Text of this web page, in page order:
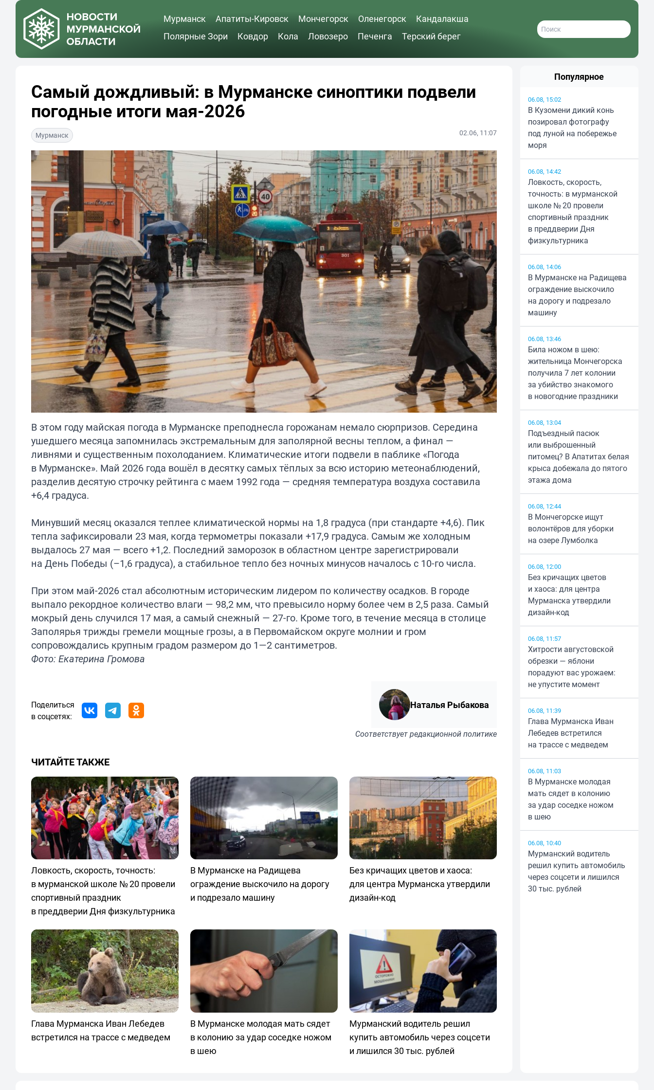
Мурманск Апатиты-Кировск Мончегорск Оленегорск
Кандалакша
Полярные Зори
Ковдор Кола Ловозеро Печенга Терский берег
Самый дождливый: в Мурманске синоптики подвели
погодные итоги мая-2026
Мурманск 02.06, 11:07
В этом году майская погода в Мурманске преподнесла горожанам немало сюрпризов. Середина
ушедшего месяца запомнилась экстремальным для заполярной весны теплом, а финал —
ливнями и существенным похолоданием. Климатические итоги подвели в паблике «Погода
в Мурманске». Май 2026 года вошёл в десятку самых тёплых за всю историю метеонаблюдений,
разделив десятую строчку рейтинга с маем 1992 года — средняя температура воздуха составила
+6,4 градуса.
Минувший месяц оказался теплее климатической нормы на 1,8 градуса (при стандарте +4,6). Пик
тепла зафиксировали 23 мая, когда термометры показали +17,9 градуса. Самым же холодным
выдалось 27 мая — всего +1,2. Последний заморозок в областном центре зарегистрировали
на День Победы (–1,6 градуса), а стабильное тепло без ночных минусов началось с 10-го числа.
При этом май-2026 стал абсолютным историческим лидером по количеству осадков. В городе
выпало рекордное количество влаги — 98,2 мм, что превысило норму более чем в 2,5 раза. Самый
мокрый день случился 17 мая, а самый снежный — 27-го. Кроме того, в течение месяца в столице
Заполярья трижды гремели мощные грозы, а в Первомайском округе молнии и гром
сопровождались крупным градом размером до 1—2 сантиметров.
Фото: Екатерина Громова
Поделиться
в соцсетях:
Наталья Рыбакова
Соответствуетредакционной политике
ЧИТАЙТЕ ТАКЖЕ
Ловкость, скорость, точность:
в мурманской школе № 20 провели
спортивный праздник
в преддверии Дня физкультурника
В Мурманске на Радищева
ограждение выскочило на дорогу
и подрезало машину
Без кричащих цветов и хаоса:
для центра Мурманска утвердили
дизайн-код
Глава Мурманска Иван Лебедев
встретился на трассе с медведем
В Мурманске молодая мать сядет
в колонию за удар соседке ножом
в шею
Мурманский водитель решил
купить автомобиль через соцсети
и лишился 30 тыс. рублей
Популярное
06.08, 15:02
В Кузомени дикий конь
позировал фотографу
под луной на побережье
моря
06.08, 14:42
Ловкость, скорость,
точность: в мурманской
школе № 20 провели
спортивный праздник
в преддверии Дня
физкультурника
06.08, 14:06
В Мурманске на Радищева
ограждение выскочило
на дорогу и подрезало
машину
06.08, 13:46
Била ножом в шею:
жительница Мончегорска
получила 7 лет колонии
за убийство знакомого
в новогодние праздники
06.08, 13:04
Подъездный пасюк
или выброшенный
питомец? В Апатитах белая
крыса добежала до пятого
этажа дома
06.08, 12:44
В Мончегорске ищут
волонтёров для уборки
на озере Лумболка
06.08, 12:00
Без кричащих цветов
и хаоса: для центра
Мурманска утвердили
дизайн-код
06.08, 11:57
Хитрости августовской
обрезки — яблони
порадуют вас урожаем:
не упустите момент
06.08, 11:39
Глава Мурманска Иван
Лебедев встретился
на трассе с медведем
06.08, 11:03
В Мурманске молодая
мать сядет в колонию
за удар соседке ножом
в шею
06.08, 10:40
Мурманский водитель
решил купить автомобиль
через соцсети и лишился
30 тыс. рублей